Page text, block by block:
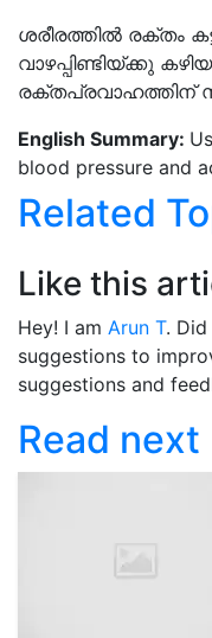
ശരീരത്തില്‍ രക്തം
വാഴപ്പിണ്ടിയ്ക്കു
രക്തപ്രവാഹത്തിന്
English Summary:
blood pressure and
Related
Like this
Hey! I am Arun T.
suggestions to
suggestions and
Read next